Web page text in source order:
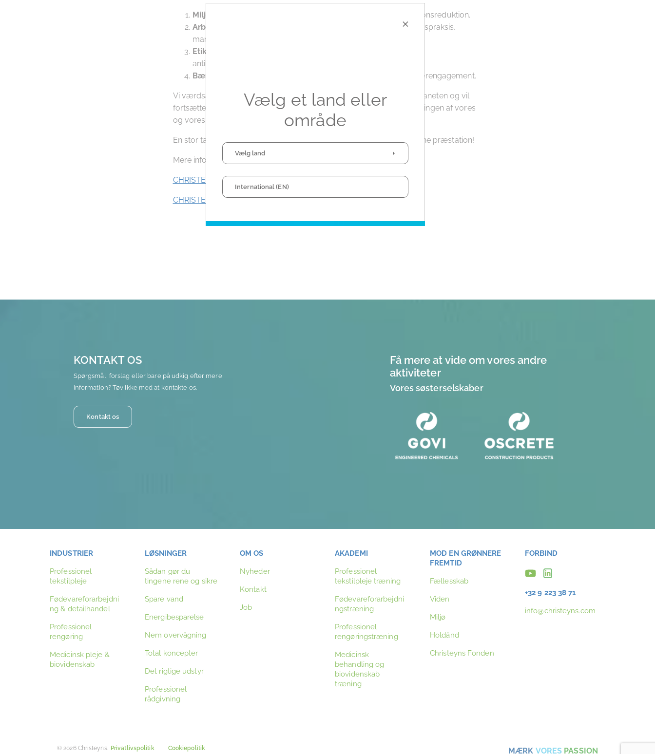
Miljø:
Vurdering af miljøpraksis, ressourceforvaltning og emissionsreduktion.
Arbejdsmarked og menneskerettigheder:
Sikring af fair arbejdspraksis,
mangfoldighed og respekt for menneskerettigheder.
Etik:
antikorruptionsforanstaltninger.
Bæredygtigt indkøb:
Fokus på ansvarlig indkøb og leverandørerengagement.
Vi værdsætter gennemsigtighed, etik og respekt for mennesker og planeten og vil
fortsætte med at finde bæredygtige løsninger for at reducere påvirkningen af ​​vores
og vores kunders aktiviteter.
En stor tak til vores dedikerede team, hvis indsats har bidraget til denne præstation!
Mere information:
CHRISTEYNS_NV_Carbon_Scorecard_2024_07_04
CHRISTEYNS_NV_CSR_Highlights_2024_07_04
KONTAKT OS
Spørgsmål, forslag eller bare på udkig efter mere
information? Tøv ikke med at kontakte os.
Kontakt os
Få mere at vide om vores andre
aktiviteter
Vores søsterselskaber
INDUSTRIER
Professionel
tekstilpleje
Fødevareforarbejdni
ng & detailhandel
Professionel
rengøring
Medicinsk pleje &
biovidenskab
LØSNINGER
Sådan gør du
tingene rene og sikre
Spare vand
Energibesparelse
Nem overvågning
Total koncepter
Det rigtige udstyr
Professionel
rådgivning
OM OS
Nyheder
Kontakt
Job
AKADEMI
Professionel
tekstilpleje træning
Fødevareforarbejdni
ngstræning
Professionel
rengøringstræning
Medicinsk
behandling og
biovidenskab
træning
MOD EN GRØNNERE
FREMTID
Fællesskab
Viden
Miljø
Holdånd
Christeyns Fonden
FORBIND
+32 9 223 38 71
info@christeyns.com
© 2026 Christeyns. Privatlivspolitik Cookiepolitik MÆRK VORES PASSION
×
Vælg et land eller
område
Vælg land
International (EN)